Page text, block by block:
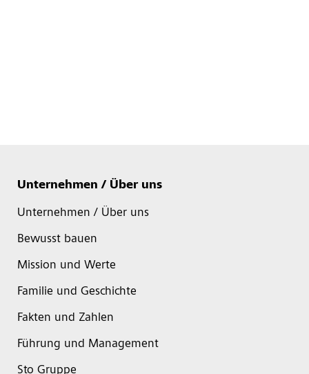
Unternehmen / Über uns
Unternehmen / Über uns
Bewusst bauen
Mission und Werte
Familie und Geschichte
Fakten und Zahlen
Führung und Management
Sto Gruppe